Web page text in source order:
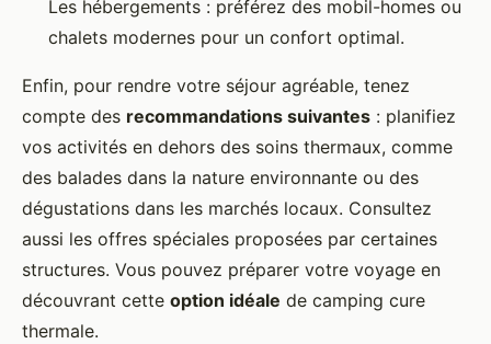
Les hébergements : préférez des mobil-homes ou
chalets modernes pour un confort optimal.
Enfin, pour rendre votre séjour agréable, tenez
compte des recommandations suivantes : planifiez
vos activités en dehors des soins thermaux, comme
des balades dans la nature environnante ou des
dégustations dans les marchés locaux. Consultez
aussi les offres spéciales proposées par certaines
structures. Vous pouvez préparer votre voyage en
découvrant cette option idéale de camping cure
thermale.